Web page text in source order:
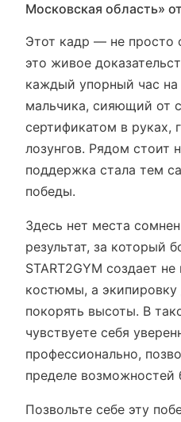
Московская область»
Этот кадр — не просто
это живое
каждый упорный час на
мальчика, сияющий от
сертификатом в руках,
лозунгов. Рядом стоит
поддержка стала тем
победы.
Здесь нет места
результат, за который
START2GYM создает
костюмы, а экипировку
покорять высоты. В
чувствуете себя
профессионально,
пределе возможностей
Позвольте себе эту